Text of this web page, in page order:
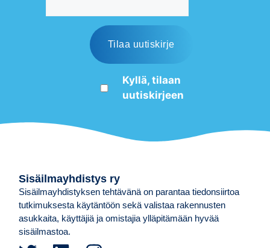
Kyllä, tilaan
uutiskirjeen
Sisäilmayhdistys ry
Sisäilmayhdistyksen tehtävänä on parantaa tiedonsiirtoa
tutkimuksesta käytäntöön sekä valistaa rakennusten
asukkaita, käyttäjiä ja omistajia ylläpitämään hyvää
sisäilmastoa.